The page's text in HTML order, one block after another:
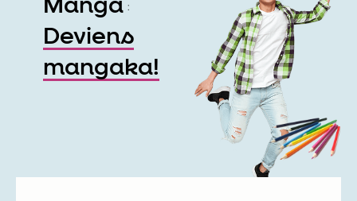
Manga :
Deviens
mangaka!